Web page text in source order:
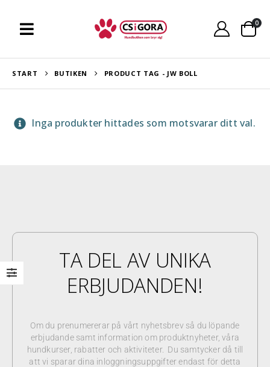
0
START BUTIKEN PRODUCT TAG - JW BOLL
Inga produkter hittades som motsvarar ditt val.
TA DEL AV UNIKA
ERBJUDANDEN!
Om du prenumererar på vårt nyhetsbrev så du löpande
erbjudande samt information om produktnyheter, våra
hundkurser, rabatter och aktiviteter. Du samtycker då till
att vi sparar dina inloggningsuppgifter endast för detta